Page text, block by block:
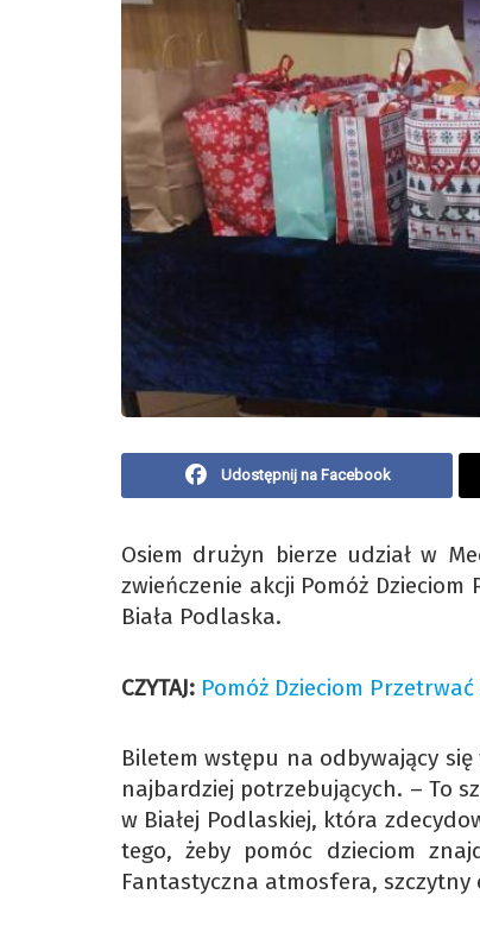
Udostępnij na Facebook
Osiem drużyn bierze udział w
zwieńczenie akcji Pomóż
Biała Podlaska.
CZYTAJ: Pomóż Dzieciom
Biletem wstępu na odbywający
najbardziej potrzebujących. – To
w Białej Podlaskiej, która
tego, żeby pomóc dzieciom
Fantastyczna atmosfera,